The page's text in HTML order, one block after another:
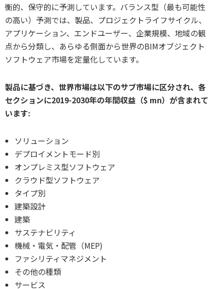
衡的、保守的に予測しています。バランス型（最も可能性
の高い）予測では、製品、プロジェクトライフサイクル、
アプリケーション、エンドユーザー、企業規模、地域の観
点から分類し、あらゆる側面から世界のBIMオブジェクト
ソフトウェア市場を定量化しています。
製品に基づき、世界市場は以下のサブ市場に区分され、各
セクションに2019-2030年の年間収益（$ mn）が含まれて
います:
ソリューション
デプロイメントモード別
オンプレミス型ソフトウェア
クラウド型ソフトウェア
タイプ別
建築設計
建築
サステナビリティ
機械・電気・配管（MEP)
ファシリティマネジメント
その他の種類
サービス